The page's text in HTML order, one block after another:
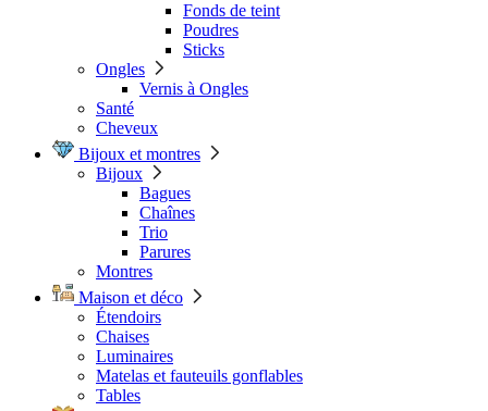
Fonds de teint
Poudres
Sticks
Ongles
Vernis à Ongles
Santé
Cheveux
Bijoux et montres
Bijoux
Bagues
Chaînes
Trio
Parures
Montres
Maison et déco
Étendoirs
Chaises
Luminaires
Matelas et fauteuils gonflables
Tables